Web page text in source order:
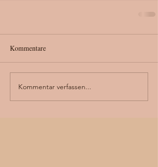
Kommentare
Kommentar verfassen...